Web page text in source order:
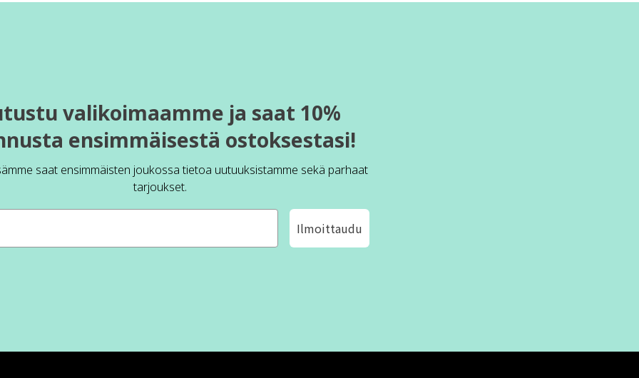
valikoimaamme ja saat 10%
ensimmäisestä ostoksestasi!
saat ensimmäisten joukossa tietoa uutuuksistamme sekä parhaat
tarjoukset.
Ilmoittaudu